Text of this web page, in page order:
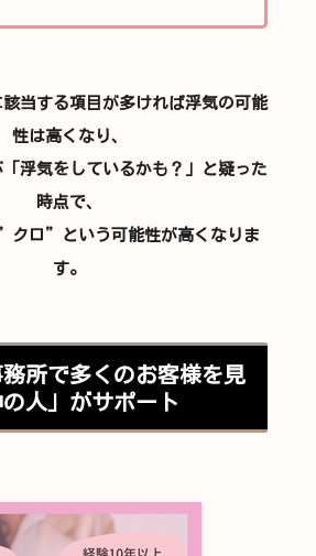
当する項目が多ければ浮気の可能
性は高くなり、
浮気をしているかも？」と疑った
時点で、
クロ”という可能性が高くなりま
す。
所で多くのお客様を見
人」がサポート